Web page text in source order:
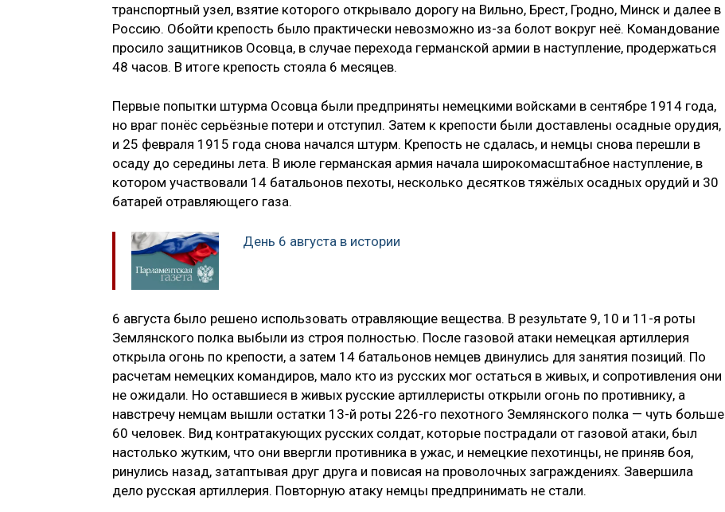
транспортный узел, взятие которого открывало дорогу на Вильно, Брест, Гродно, Минск и далее в
Россию. Обойти крепость было практически невозможно из-за болот вокруг неё. Командование
просило защитников Осовца, в случае перехода германской армии в наступление, продержаться
48 часов. В итоге крепость стояла 6 месяцев.
Первые попытки штурма Осовца были предприняты немецкими войсками в сентябре 1914 года,
но враг понёс серьёзные потери и отступил. Затем к крепости были доставлены осадные орудия,
и 25 февраля 1915 года снова начался штурм. Крепость не сдалась, и немцы снова перешли в
осаду до середины лета. В июле германская армия начала широкомасштабное наступление, в
котором участвовали 14 батальонов пехоты, несколько десятков тяжёлых осадных орудий и 30
батарей отравляющего газа.
День 6 августа в истории
6 августа было решено использовать отравляющие вещества. В результате 9, 10 и 11-я роты
Землянского полка выбыли из строя полностью. После газовой атаки немецкая артиллерия
открыла огонь по крепости, а затем 14 батальонов немцев двинулись для занятия позиций. По
расчетам немецких командиров, мало кто из русских мог остаться в живых, и сопротивления они
не ожидали. Но оставшиеся в живых русские артиллеристы открыли огонь по противнику, а
навстречу немцам вышли остатки 13-й роты 226-го пехотного Землянского полка — чуть больше
60 человек. Вид контратакующих русских солдат, которые пострадали от газовой атаки, был
настолько жутким, что они ввергли противника в ужас, и немецкие пехотинцы, не приняв боя,
ринулись назад, затаптывая друг друга и повисая на проволочных заграждениях. Завершила
дело русская артиллерия. Повторную атаку немцы предпринимать не стали.